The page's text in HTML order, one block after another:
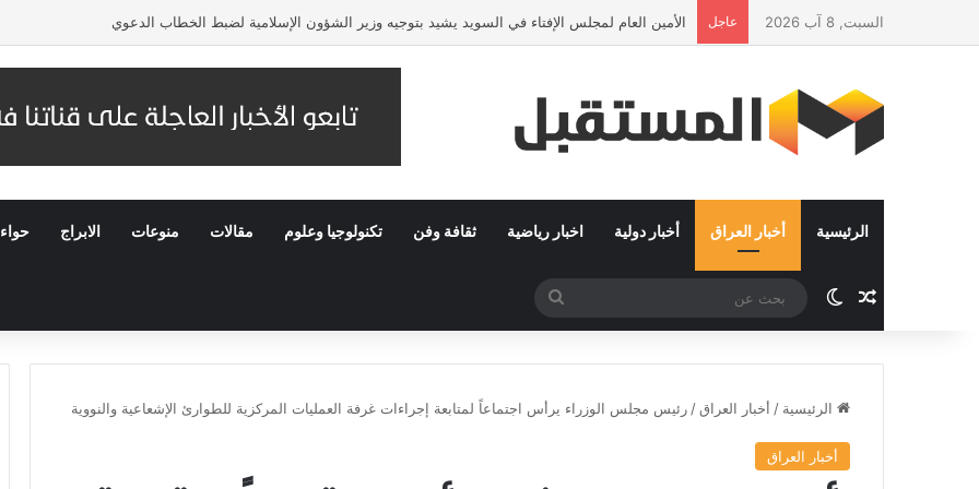
السبت, 8 آب 2026 عاجل الأمين العام لمجلس الإفتاء في السويد يشيد بتوجيه وزير الشؤون الإسلامية لضبط الخطاب الدعوي
الرئيسية أخبار العراق أخبار دولية اخبار رياضية ثقافة وفن تكنولوجيا وعلوم مقالات منوعات الابراج حواء
مقال عشوائي
الوضع المظلم
بحث
عن
الرئيسية / أخبار العراق/ رئيس مجلس الوزراء يرأس اجتماعاً لمتابعة إجراءات غرفة العمليات المركزية للطوارئ الإشعاعية والنووية
أخبار العراق